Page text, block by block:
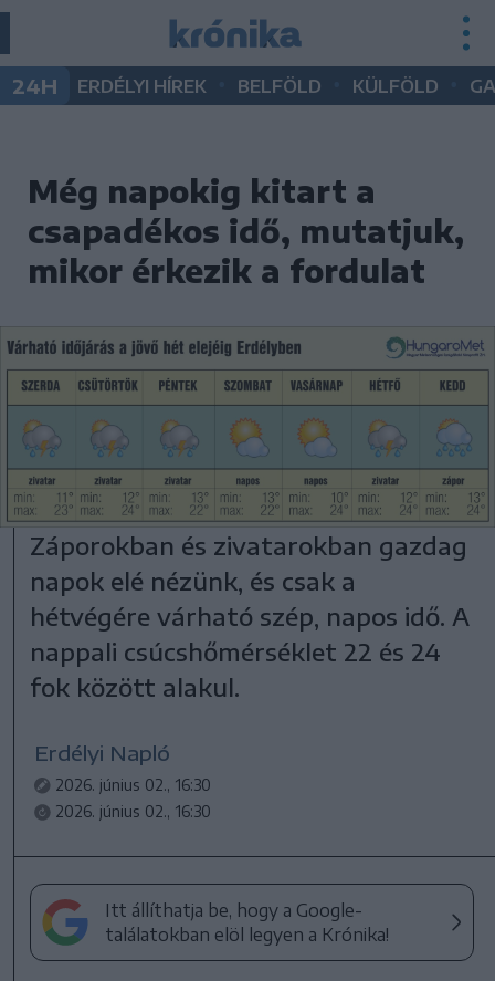
24H ERDÉLYI HÍREK BELFÖLD KÜLFÖLD
Még napokig kitart a
csapadékos idő, mutatjuk,
mikor érkezik a fordulat
Záporokban és zivatarokban gazdag
napok elé nézünk, és csak a
hétvégére várható szép, napos idő. A
nappali csúcshőmérséklet 22 és 24
fok között alakul.
Erdélyi Napló
2026. június 02., 16:30
2026. június 02., 16:30
Itt állíthatja be, hogy a Google-
találatokban elöl legyen a Krónika!